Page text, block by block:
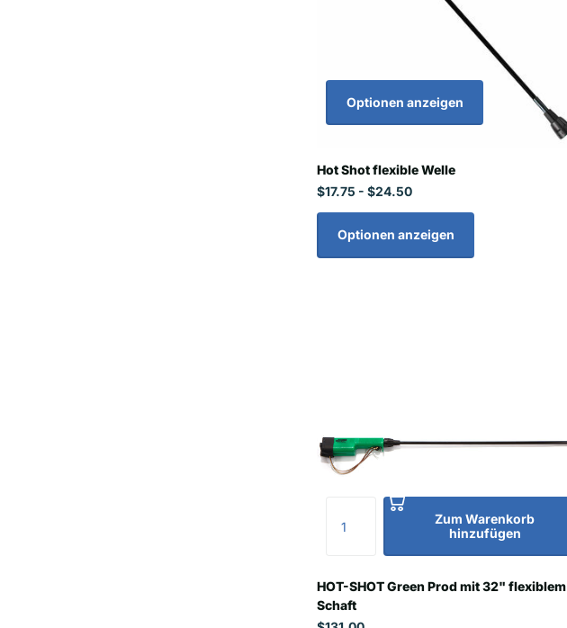
Optionen anzeigen
Hot Shot flexible Welle
$17.75 - $24.50
Optionen anzeigen
Zum Warenkorb
hinzufügen
HOT-SHOT Green Prod mit 32" flexiblem
Schaft